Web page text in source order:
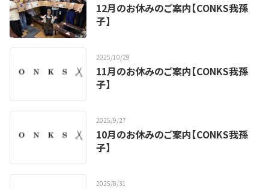
12月のお休みのご案内【CONKS我孫
子】
2025/10/29
11月のお休みのご案内【CONKS我孫
子】
2025/9/27
10月のお休みのご案内【CONKS我孫
子】
2025/8/31